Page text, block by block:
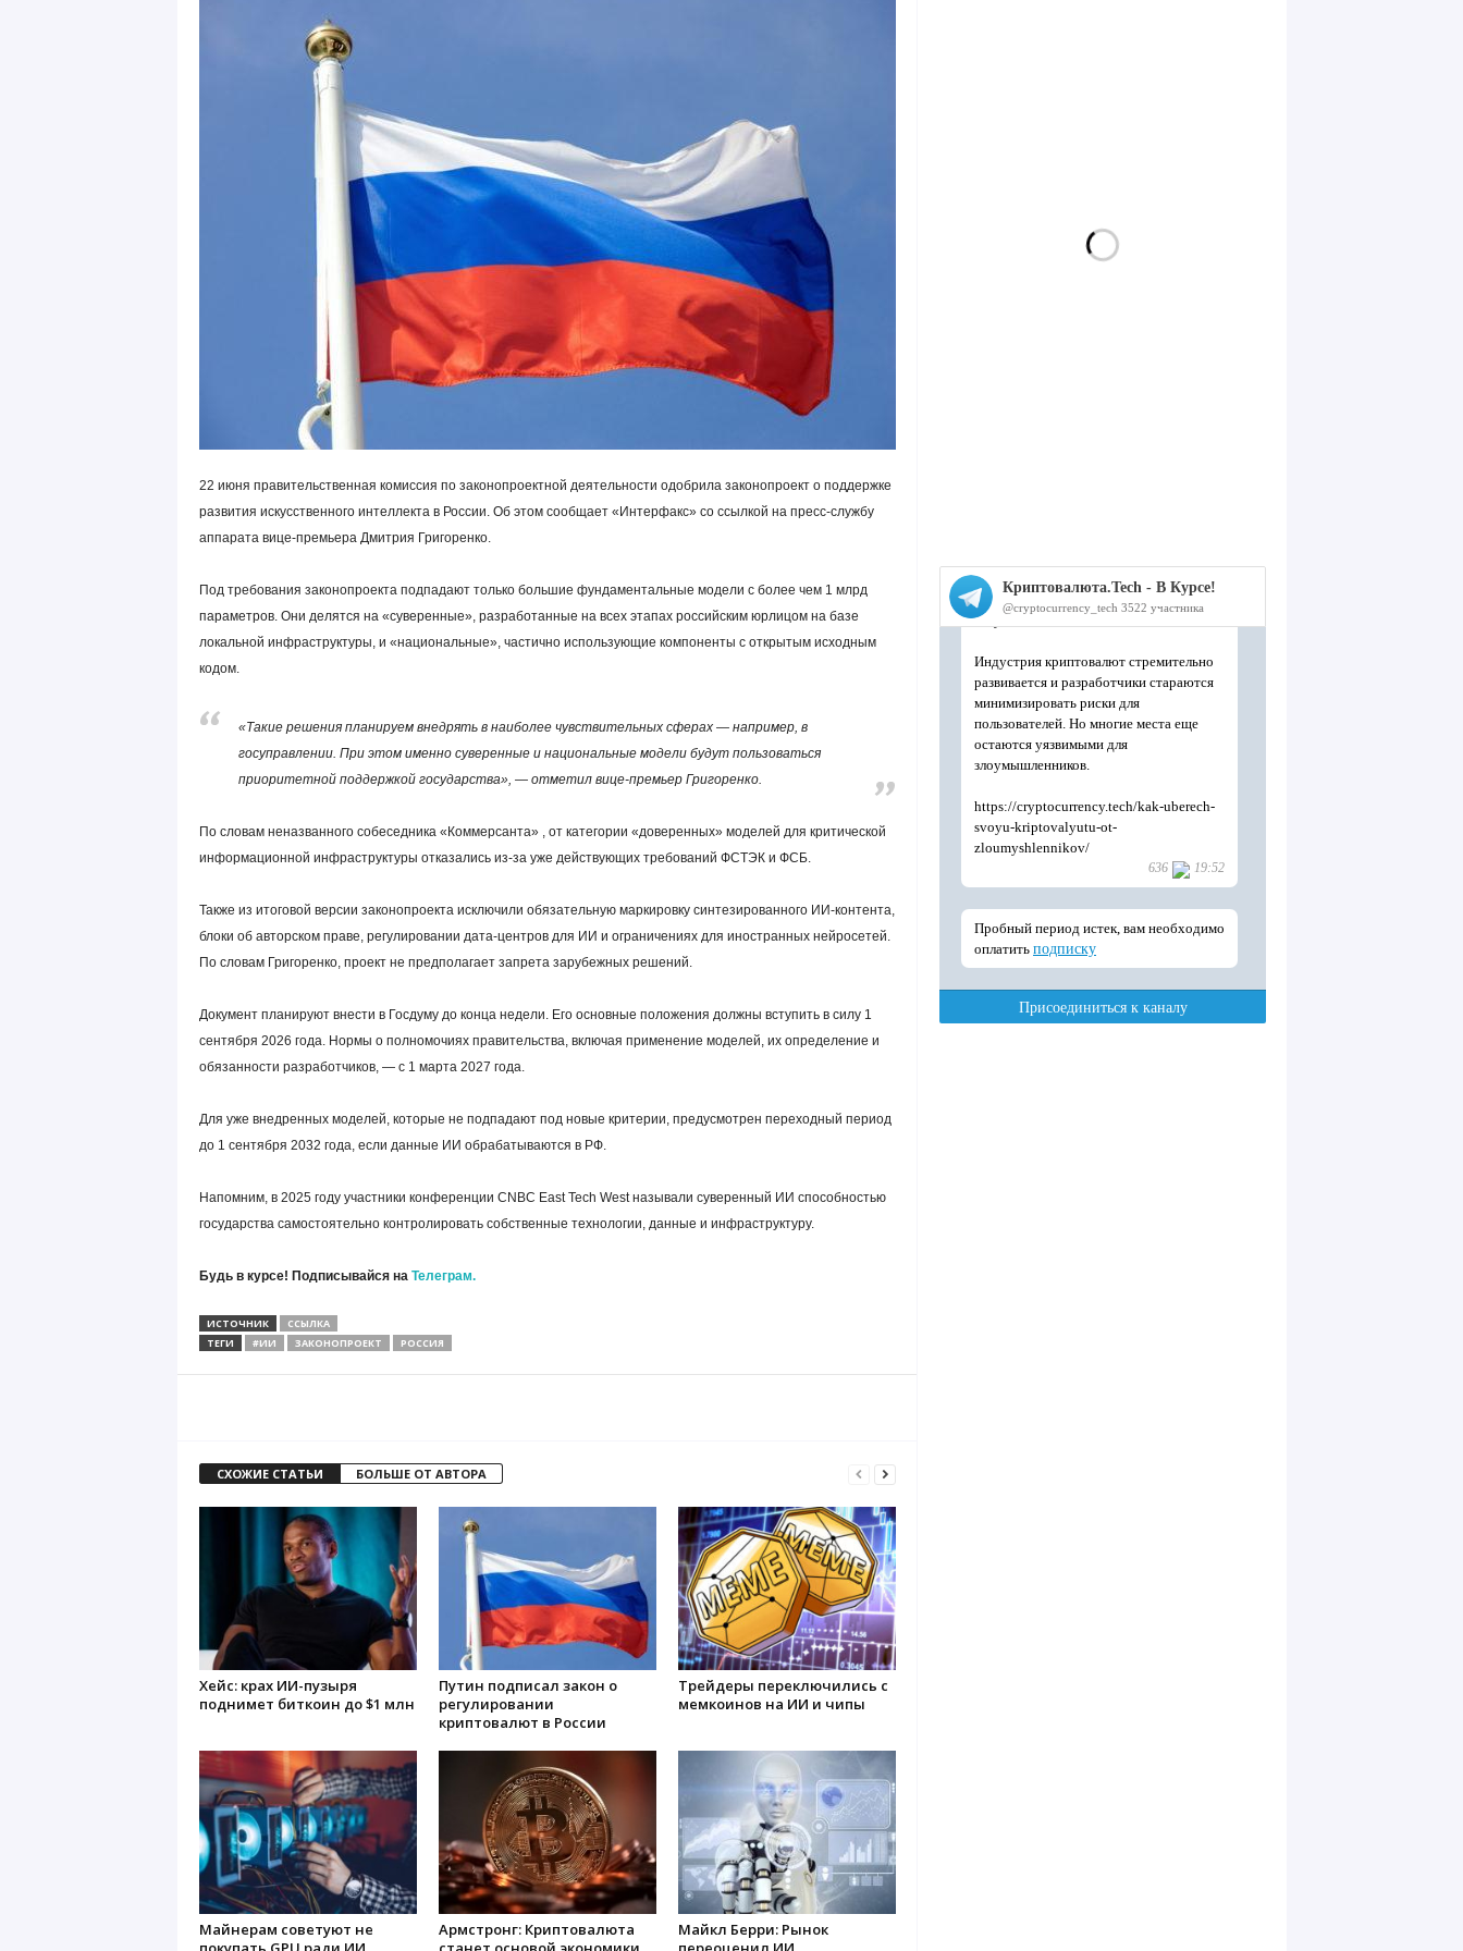
22 июня правительственная комиссия по законопроектной деятельности одобрила законопроект о поддержке
развития искусственного интеллекта в России. Об этом сообщает «Интерфакс» со ссылкой на пресс-службу
аппарата вице-премьера Дмитрия Григоренко.
Под требования законопроекта подпадают только большие фундаментальные модели с более чем 1 млрд
параметров. Они делятся на «суверенные», разработанные на всех этапах российским юрлицом на базе
локальной инфраструктуры, и «национальные», частично использующие компоненты с открытым исходным
кодом.
«Такие решения планируем внедрять в наиболее чувствительных сферах — например, в
госуправлении. При этом именно суверенные и национальные модели будут пользоваться
приоритетной поддержкой государства», — отметил вице-премьер Григоренко.
По словам неназванного собеседника «Коммерсанта» , от категории «доверенных» моделей для критической
информационной инфраструктуры отказались из-за уже действующих требований ФСТЭК и ФСБ.
Также из итоговой версии законопроекта исключили обязательную маркировку синтезированного ИИ-контента,
блоки об авторском праве, регулировании дата-центров для ИИ и ограничениях для иностранных нейросетей.
По словам Григоренко, проект не предполагает запрета зарубежных решений.
Документ планируют внести в Госдуму до конца недели. Его основные положения должны вступить в силу 1
сентября 2026 года. Нормы о полномочиях правительства, включая применение моделей, их определение и
обязанности разработчиков, — с 1 марта 2027 года.
Для уже внедренных моделей, которые не подпадают под новые критерии, предусмотрен переходный период
до 1 сентября 2032 года, если данные ИИ обрабатываются в РФ.
Напомним, в 2025 году участники конференции CNBC East Tech West называли суверенный ИИ способностью
государства самостоятельно контролировать собственные технологии, данные и инфраструктуру.
Будь в курсе! Подписывайся на Телеграм.
ИСТОЧНИК
ССЫЛКА
ТЕГИ
#ИИ ЗАКОНОПРОЕКТ РОССИЯ
СХОЖИЕ СТАТЬИ БОЛЬШЕ ОТ АВТОРА
Хейс: крах ИИ-пузыря
поднимет биткоин до $1 млн
Путин подписал закон о
регулировании
криптовалют в России
Трейдеры переключились с
мемкоинов на ИИ и чипы
Майнерам советуют не
Армстронг: Криптовалюта
Майкл Берри: Рынок